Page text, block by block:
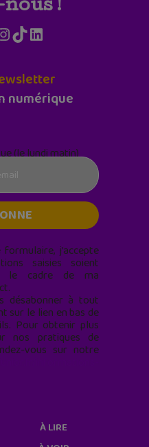
!
TikTokLinkedIn
numérique
(le lundi matin)
j’accepte
saisies soient
le cadre de ma
désabonner à tout
sur le lien en bas de
Pour obtenir plus
nos pratiques de
vous sur notre
À LIRE